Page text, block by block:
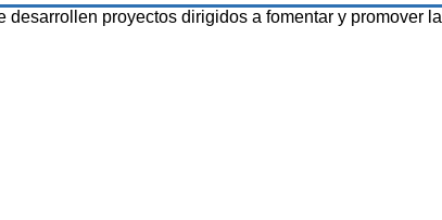
proyectos dirigidos a fomentar y promover la